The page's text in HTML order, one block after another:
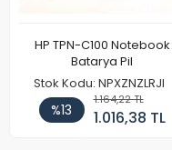
HP TPN-C100 Notebook
Batarya Pil
Stok Kodu: NPXZNZLRJI
%13
1.164,22 TL
1.016,38 TL